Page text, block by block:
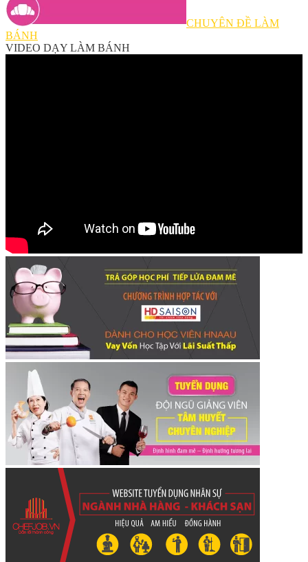
CHUYÊN ĐỀ LÀM
BÁNH
VIDEO DẠY LÀM BÁNH